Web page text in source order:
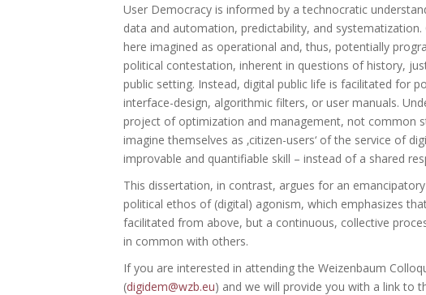
User Democracy is informed by a technocratic
data and automation, predictability, and
here imagined as operational and, thus, potentially
political contestation, inherent in questions of history,
public setting. Instead, digital public life is facilitated for
interface-design, algorithmic filters, or user manuals.
project of optimization and management, not common
imagine themselves as ‚citizen-users‘ of the service of
improvable and quantifiable skill – instead of a shared
This dissertation, in contrast, argues for an
political ethos of (digital) agonism, which emphasizes
facilitated from above, but a continuous, collective
in common with others.
If you are interested in attending the Weizenbaum
(digidem@wzb.eu) and we will provide you with a link to